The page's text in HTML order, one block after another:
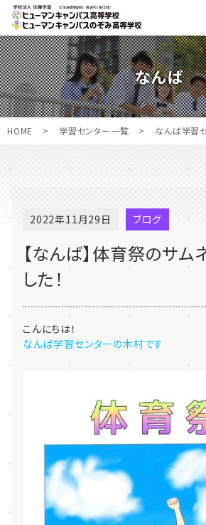
なんば
HOME > 学習センター一覧 > なんば学習
2022年11月29日 ブログ
【なんば】体育祭のサム
した！
こんにちは！
なんば学習センターの木村です